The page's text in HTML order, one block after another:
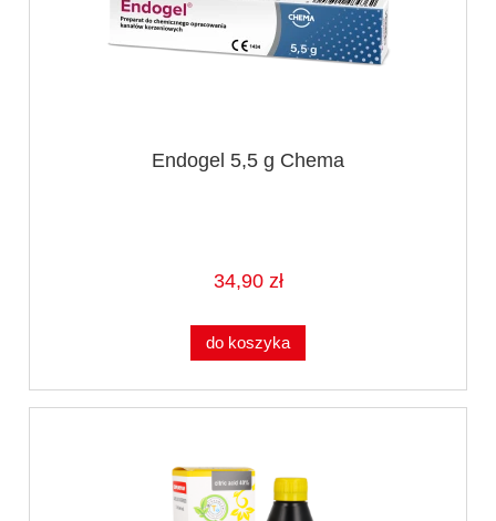
Endogel 5,5 g Chema
34,90 zł
do koszyka